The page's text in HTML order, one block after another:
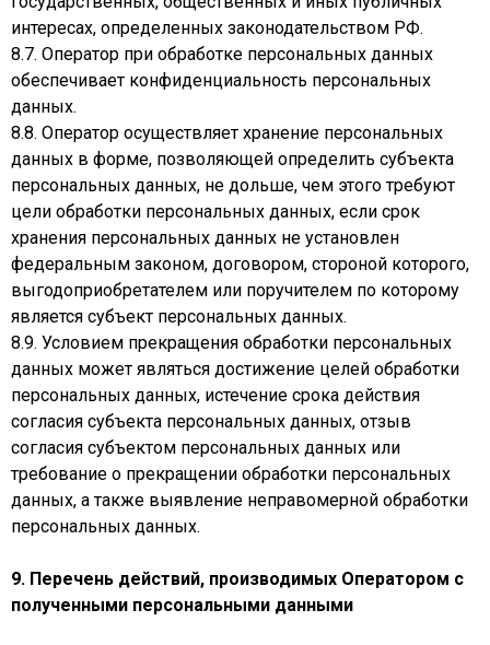
интересах, определенных законодательством РФ.
8.7. Оператор при обработке персональных данных
обеспечивает конфиденциальность персональных
данных.
8.8. Оператор осуществляет хранение персональных
данных в форме, позволяющей определить субъекта
персональных данных, не дольше, чем этого требуют
цели обработки персональных данных, если срок
хранения персональных данных не установлен
федеральным законом, договором, стороной которого,
выгодоприобретателем или поручителем по которому
является субъект персональных данных.
8.9. Условием прекращения обработки персональных
данных может являться достижение целей обработки
персональных данных, истечение срока действия
согласия субъекта персональных данных, отзыв
согласия субъектом персональных данных или
требование о прекращении обработки персональных
данных, а также выявление неправомерной обработки
персональных данных.
9. Перечень действий, производимых Оператором с
полученными персональными данными